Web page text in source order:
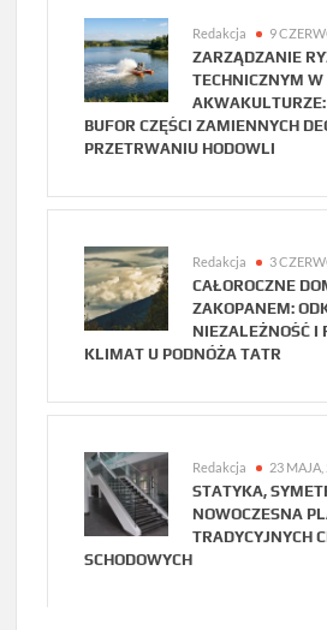
Redakcja 9
ZARZĄDZANIE
TECHNICZNYM W
BUFOR CZĘŚCI ZAMIENNYCH
PRZETRWANIU HODOWLI
Redakcja 3
CAŁOROCZNE
ZAKOPANEM:
NIEZALEŻNOŚĆ I
KLIMAT U PODNÓŻA TATR
Redakcja 23 MAJA,
STATYKA,
NOWOCZESNA
TRADYCYJNYCH
SCHODOWYCH